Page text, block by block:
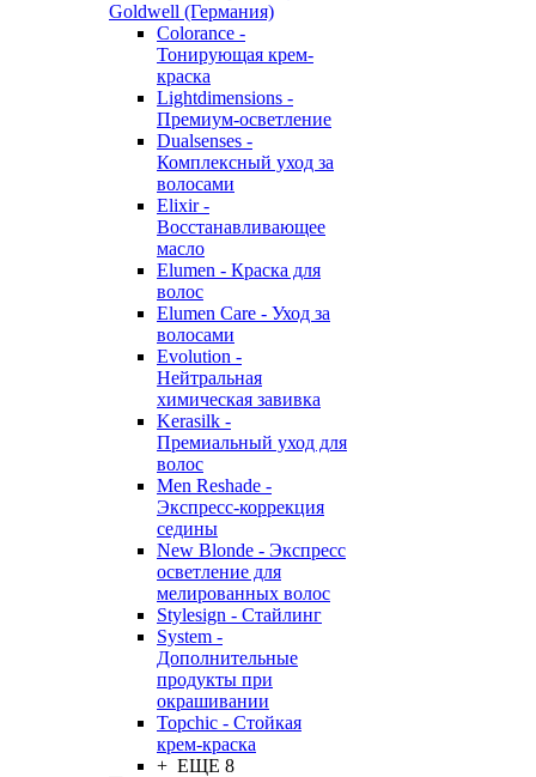
Goldwell (Германия)
Colorance -
Тонирующая крем-
краска
Lightdimensions -
Премиум-осветление
Dualsenses -
Комплексный уход за
волосами
Elixir -
Восстанавливающее
масло
Elumen - Краска для
волос
Elumen Care - Уход за
волосами
Evolution -
Нейтральная
химическая завивка
Kerasilk -
Премиальный уход для
волос
Men Reshade -
Экспресс-коррекция
седины
New Blonde - Экспресс
осветление для
мелированных волос
Stylesign - Стайлинг
System -
Дополнительные
продукты при
окрашивании
Topchic - Стойкая
крем-краска
+ ЕЩЕ 8